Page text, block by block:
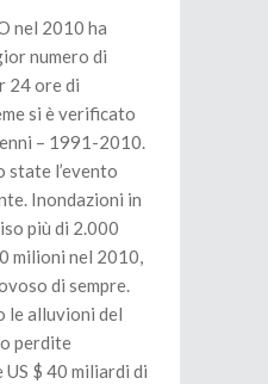
nel 2010 ha
numero di
24 ore di
si è verificato
– 1991-2010.
state l’evento
Inondazioni in
più di 2.000
milioni nel 2010,
di sempre.
le alluvioni del
perdite
$ 40 miliardi di